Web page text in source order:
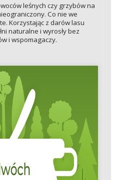
leśnych czy grzybów na
Co nie we
Korzystając z darów lasu
naturalne i wyrosły bez
i wspomagaczy.